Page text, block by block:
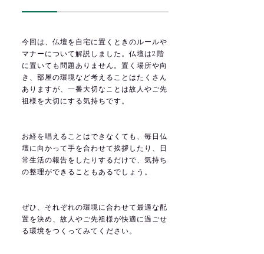
今回は、仏壇を自宅に置くときのルールや
マナーについて解説しました。仏壇は2階
に置いても問題ありません。置く場所や向
き、部屋の環境など考えることはたくさん
ありますが、一番大切なことは故人やご先
祖様を大切にする気持ちです。
お経を唱えることはできなくても、毎日仏
壇に向かって手を合わせて挨拶したり、日
常生活の報告をしたりするだけで、気持ち
の整理ができることもあるでしょう。
ぜひ、それぞれの環境に合わせて最適な配
置を決め、故人やご先祖様が快適に過ごせ
る環境をつくってみてください。